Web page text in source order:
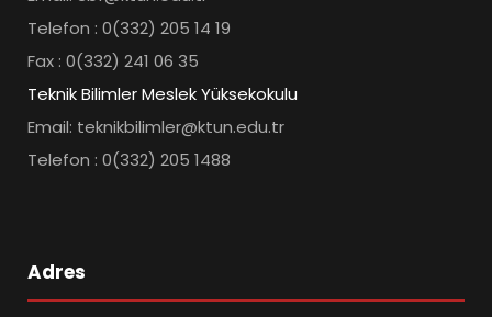
Telefon : 0(332) 205 14 19
Fax : 0(332) 241 06 35
Teknik Bilimler Meslek Yüksekokulu
Email: teknikbilimler@ktun.edu.tr
Telefon : 0(332) 205 1488
Adres